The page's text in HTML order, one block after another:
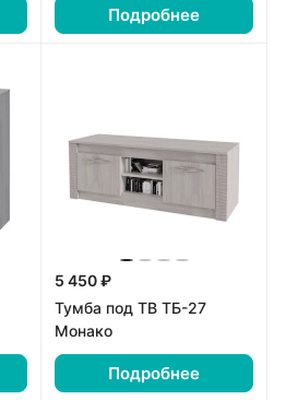
Подробнее
5 450 ₽
Тумба под ТВ ТБ-27
Монако
Подробнее